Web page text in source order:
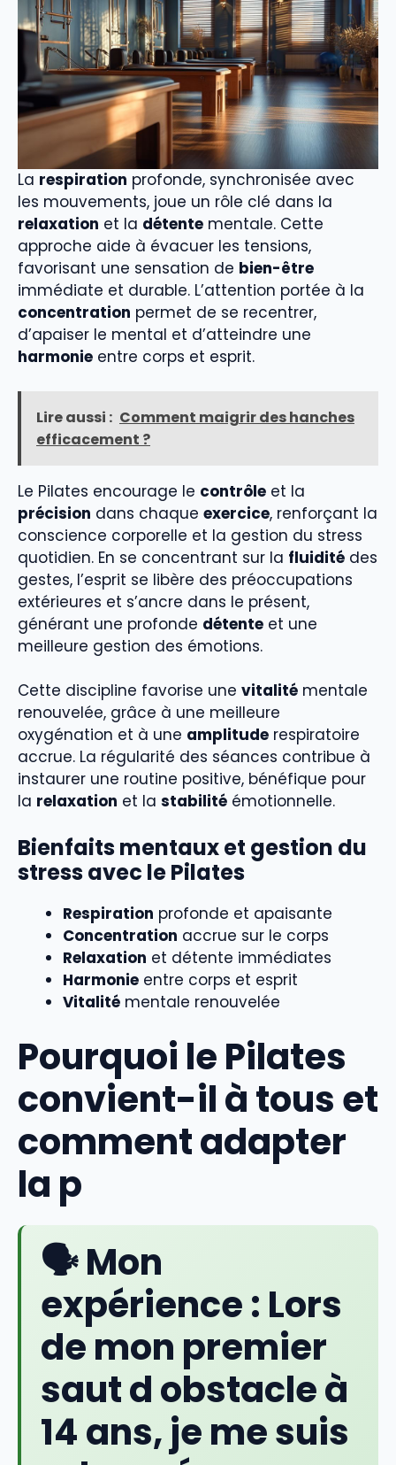
La respiration profonde, synchronisée avec
les mouvements, joue un rôle clé dans la
relaxation et la détente mentale. Cette
approche aide à évacuer les tensions,
favorisant une sensation de bien-être
immédiate et durable. L’attention portée à la
concentration permet de se recentrer,
d’apaiser le mental et d’atteindre une
harmonie entre corps et esprit.
Lire aussi : Comment maigrir des hanches
efficacement ?
Le Pilates encourage le contrôle et la
précision dans chaque exercice, renforçant la
conscience corporelle et la gestion du stress
quotidien. En se concentrant sur la fluidité des
gestes, l’esprit se libère des préoccupations
extérieures et s’ancre dans le présent,
générant une profonde détente et une
meilleure gestion des émotions.
Cette discipline favorise une vitalité mentale
renouvelée, grâce à une meilleure
oxygénation et à une amplitude respiratoire
accrue. La régularité des séances contribue à
instaurer une routine positive, bénéfique pour
la relaxation et la stabilité émotionnelle.
Bienfaits mentaux et gestion du
stress avec le Pilates
Respiration profonde et apaisante
Concentration accrue sur le corps
Relaxation et détente immédiates
Harmonie entre corps et esprit
Vitalité mentale renouvelée
Pourquoi le Pilates
convient-il à tous et
comment adapter
la p
🗣️ Mon
expérience : Lors
de mon premier
saut d obstacle à
14 ans, je me suis